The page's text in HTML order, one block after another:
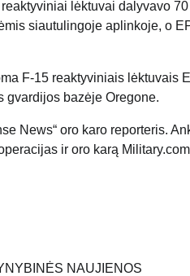
lėktuvai dalyvavo
siautulingoje aplinkoje, o
F-15 reaktyviniais
gvardijos bazėje Oregone.
News“ oro karo reporteris.
ir oro karą
NAUJIENOS